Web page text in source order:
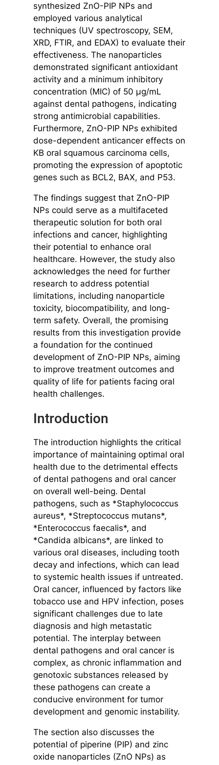
synthesized ZnO-PIP NPs and
employed various analytical
techniques (UV spectroscopy, SEM,
XRD, FTIR, and EDAX) to evaluate their
effectiveness. The nanoparticles
demonstrated significant antioxidant
activity and a minimum inhibitory
concentration (MIC) of 50 µg/mL
against dental pathogens, indicating
strong antimicrobial capabilities.
Furthermore, ZnO-PIP NPs exhibited
dose-dependent anticancer effects on
KB oral squamous carcinoma cells,
promoting the expression of apoptotic
genes such as BCL2, BAX, and P53.
The findings suggest that ZnO-PIP
NPs could serve as a multifaceted
therapeutic solution for both oral
infections and cancer, highlighting
their potential to enhance oral
healthcare. However, the study also
acknowledges the need for further
research to address potential
limitations, including nanoparticle
toxicity, biocompatibility, and long-
term safety. Overall, the promising
results from this investigation provide
a foundation for the continued
development of ZnO-PIP NPs, aiming
to improve treatment outcomes and
quality of life for patients facing oral
health challenges.
Introduction
The introduction highlights the critical
importance of maintaining optimal oral
health due to the detrimental effects
of dental pathogens and oral cancer
on overall well-being. Dental
pathogens, such as *Staphylococcus
aureus*, *Streptococcus mutans*,
*Enterococcus faecalis*, and
*Candida albicans*, are linked to
various oral diseases, including tooth
decay and infections, which can lead
to systemic health issues if untreated.
Oral cancer, influenced by factors like
tobacco use and HPV infection, poses
significant challenges due to late
diagnosis and high metastatic
potential. The interplay between
dental pathogens and oral cancer is
complex, as chronic inflammation and
genotoxic substances released by
these pathogens can create a
conducive environment for tumor
development and genomic instability.
The section also discusses the
potential of piperine (PIP) and zinc
oxide nanoparticles (ZnO NPs) as